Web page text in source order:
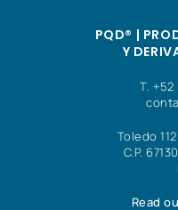
PQD® |
Y
T. +52
Toledo
C.P.
Read